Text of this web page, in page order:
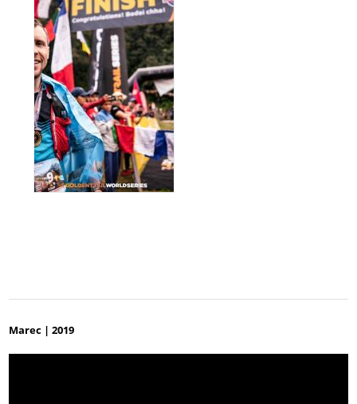
Marec | 2019